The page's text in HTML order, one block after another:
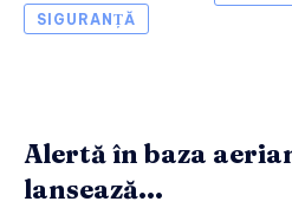
SIGURANȚĂ
Alertă în baza
lansează...